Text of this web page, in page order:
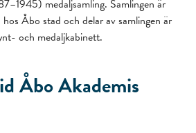
medaljsamling. Samlingen är
Åbo stad och delar av samlingen är
och medaljkabinett.
Åbo Akademis